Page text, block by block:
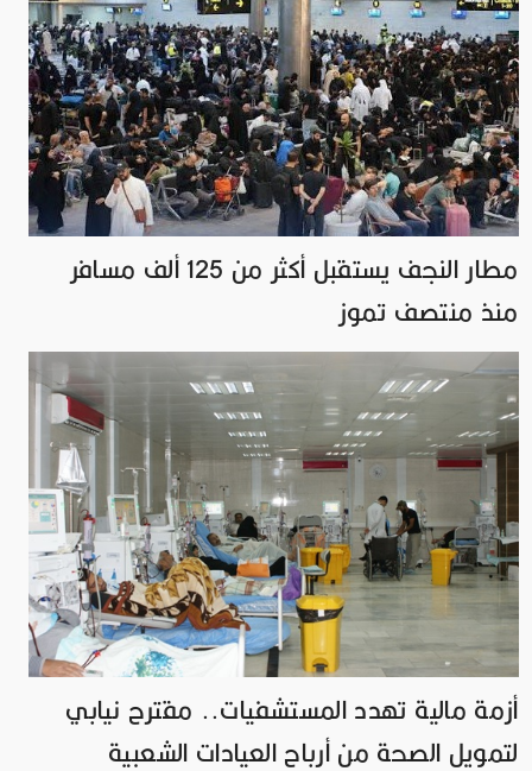
مطار النجف يستقبل أكثر من 125 ألف مسافر
منذ منتصف تموز
أزمة مالية تهدد المستشفيات.. مقترح نيابي
لتمويل الصحة من أرباح العيادات الشعبية